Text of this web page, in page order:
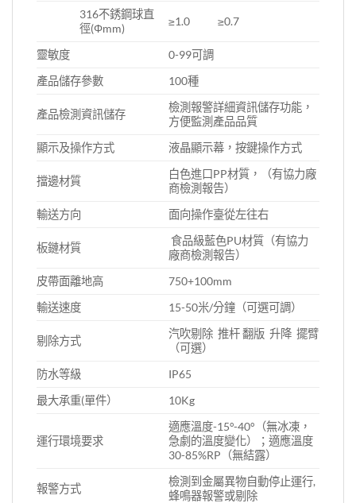
316不銹鋼球直
徑(Φmm)
≥1.0 ≥0.7
靈敏度
0-99可調
產品儲存參數
100種
產品檢測資訊儲存
檢測報警詳細資訊儲存功能，
方便監測產品品質
顯示及操作方式
液晶顯示幕，按鍵操作方式
擋邊材質
白色進口PP材質，（有協力廠
商檢測報告）
輸送方向
面向操作臺從左往右
板鏈材質
食品級藍色PU材質（有協力
廠商檢測報告）
皮帶面離地高
750+100mm
輸送速度
15-50米/分鐘（可選可調）
剔除方式
汽吹剔除 推杆 翻版 升降 擺臂
（可選）
防水等級
IP65
最大承重(單件）
10Kg
運行環境要求
適應溫度-15°-40°（無冰凍，
急劇的溫度變化）；適應溫度
30-85%RP（無結露）
報警方式
檢測到金屬異物自動停止運行,
蜂鳴器報警或剔除